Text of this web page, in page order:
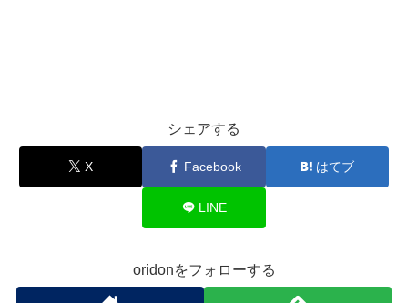
シェアする
X Facebook はてブ
LINE
oridonをフォローする